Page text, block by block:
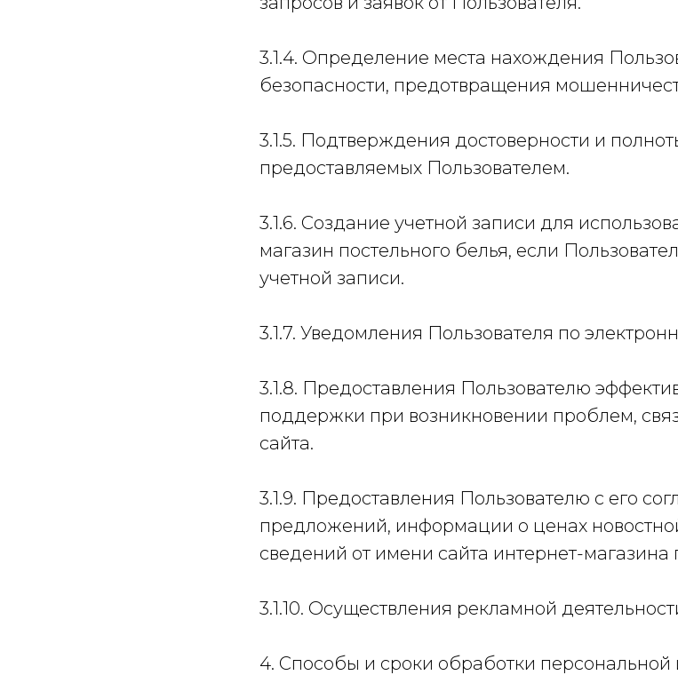
3.1.4. Определение места нахождения
безопасности, предотвращения
3.1.5. Подтверждения достоверности и
предоставляемых Пользователем.
3.1.6. Создание учетной записи для
магазин постельного белья, если
учетной записи.
3.1.7. Уведомления Пользователя по
3.1.8. Предоставления Пользователю
поддержки при возникновении проблем,
сайта.
3.1.9. Предоставления Пользователю с его
предложений, информации о ценах
сведений от имени сайта интернет-магазина
3.1.10. Осуществления рекламной
4. Способы и сроки обработки